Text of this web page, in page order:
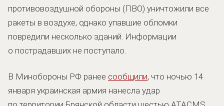
противовоздушной обороны (ПВО) уничтожили все
ракеты в воздухе, однако упавшие обломки
повредили несколько зданий. Информации
о пострадавших не поступало.
В Минобороны РФ ранее сообщили, что ночью 14
января украинская армия нанесла удар